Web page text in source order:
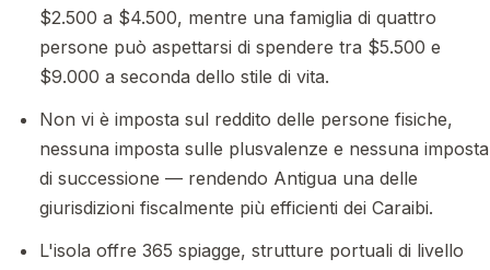
$2.500 a $4.500, mentre una famiglia di quattro
persone può aspettarsi di spendere tra $5.500 e
$9.000 a seconda dello stile di vita.
Non vi è imposta sul reddito delle persone fisiche,
nessuna imposta sulle plusvalenze e nessuna imposta
di successione — rendendo Antigua una delle
giurisdizioni fiscalmente più efficienti dei Caraibi.
L'isola offre 365 spiagge, strutture portuali di livello